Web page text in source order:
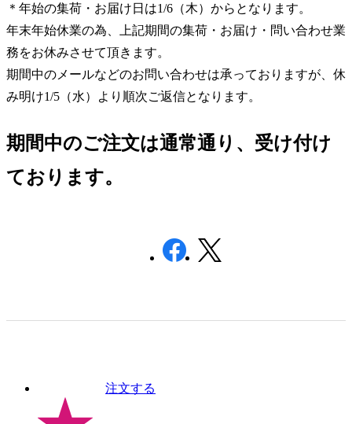
＊年始の集荷・お届け日は1/6 （木）からとなります。
年末年始休業の為、上記期間の集荷・お届け・問い合わせ業
務をお休みさせて頂きます。
期間中のメールなどのお問い合わせは承っておりますが、休
み明け1/5 （水）より順次ご返信となります。
期間中のご注文は通常通り、受け付け
ております。
注文する